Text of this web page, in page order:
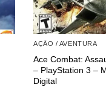
AÇÃO / AVENTURA
Ace Combat:
– PlayStation 3 –
Digital